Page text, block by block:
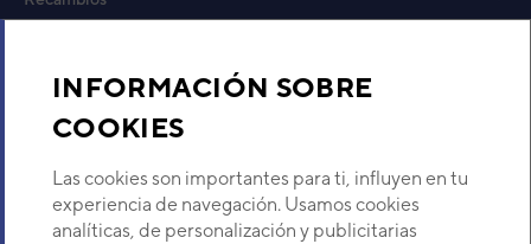
INFORMACIÓN SOBRE
COOKIES
Las cookies son importantes para ti, influyen en tu
experiencia de navegación. Usamos cookies
analíticas, de personalización y publicitarias
UNIDAD EXTERIOR VRF
DAITSU MICRO AOVD 45T
45UIAT
VER DETALLE
Descubre Eurofred
Dónde Estamos